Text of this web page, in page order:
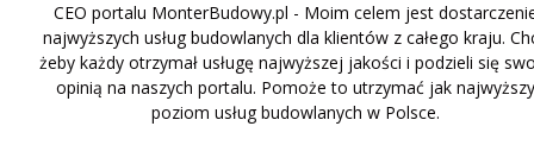
CEO portalu MonterBudowy.pl - Moim celem jest
najwyższych usług budowlanych dla klientów z całego kraju.
żeby każdy otrzymał usługę najwyższej jakości i podzieli się
opinią na naszych portalu. Pomoże to utrzymać jak najwyższy
poziom usług budowlanych w Polsce.